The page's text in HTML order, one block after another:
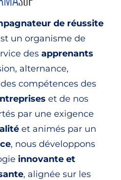
de réussite
un organisme de
des apprenants
alternance,
compétences des
et de nos
par une exigence
et animés par un
, nous développons
innovante et
, alignée sur les